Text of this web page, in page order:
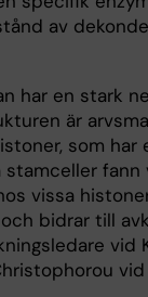
av
har en stark
är
som
vissa
bidrar till
vid